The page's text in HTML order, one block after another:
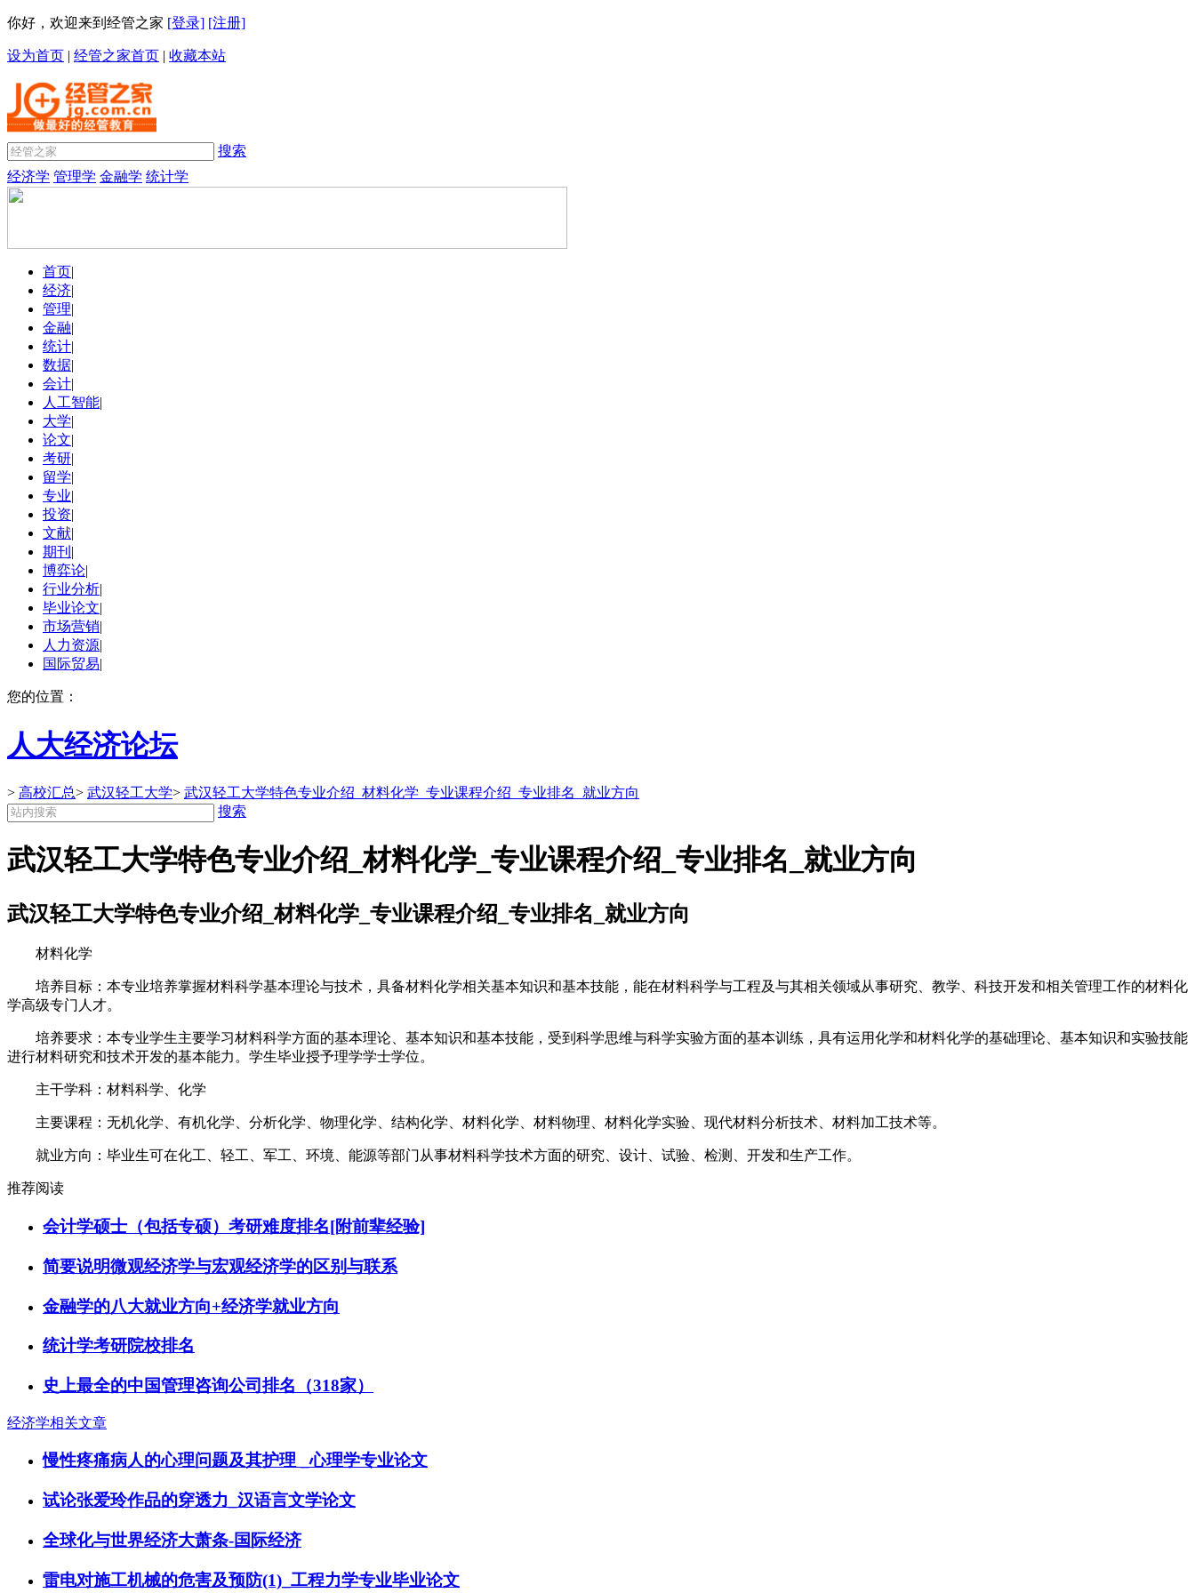
你好，欢迎来到经管之家 [登录] [注册]
设为首页 | 经管之家首页 | 收藏本站
搜索
经济学 管理学 金融学 统计学
首页|
经济|
管理|
金融|
统计|
数据|
会计|
人工智能|
大学|
论文|
考研|
留学|
专业|
投资|
文献|
期刊 |
博弈论|
行业分析|
毕业论文|
市场营销|
人力资源|
国际贸易|
您的位置：
人大经济论坛
> 高校汇总> 武汉轻工大学> 武汉轻工大学特色专业介绍_材料化学_专业课程介绍_专业排名_就业方向
搜索
武汉轻工大学特色专业介绍_材料化学_专业课程介绍_专业排名_就业方向
武汉轻工大学特色专业介绍_材料化学_专业课程介绍_专业排名_就业方向
材料化学
培养目标：本专业培养掌握材料科学基本理论与技术，具备材料化学相关基本知识和基本技能，能在材料科学与工程及与其相关领域从事研究、教学、科技开发和相关管理工作的材料化
学高级专门人才。
培养要求：本专业学生主要学习材料科学方面的基本理论、基本知识和基本技能，受到科学思维与科学实验方面的基本训练，具有运用化学和材料化学的基础理论、基本知识和实验技能
进行材料研究和技术开发的基本能力。学生毕业授予理学学士学位。
主干学科：材料科学、化学
主要课程：无机化学、有机化学、分析化学、物理化学、结构化学、材料化学、材料物理、材料化学实验、现代材料分析技术、材料加工技术等。
就业方向：毕业生可在化工、轻工、军工、环境、能源等部门从事材料科学技术方面的研究、设计、试验、检测、开发和生产工作。
推荐阅读
会计学硕士（包括专硕）考研难度排名[附前辈经验]
简要说明微观经济学与宏观经济学的区别与联系
金融学的八大就业方向+经济学就业方向
统计学考研院校排名
史上最全的中国管理咨询公司排名（318家）
经济学相关文章
慢性疼痛病人的心理问题及其护理 _心理学专业论文
试论张爱玲作品的穿透力_汉语言文学论文
全球化与世界经济大萧条-国际经济
雷电对施工机械的危害及预防(1)_工程力学专业毕业论文